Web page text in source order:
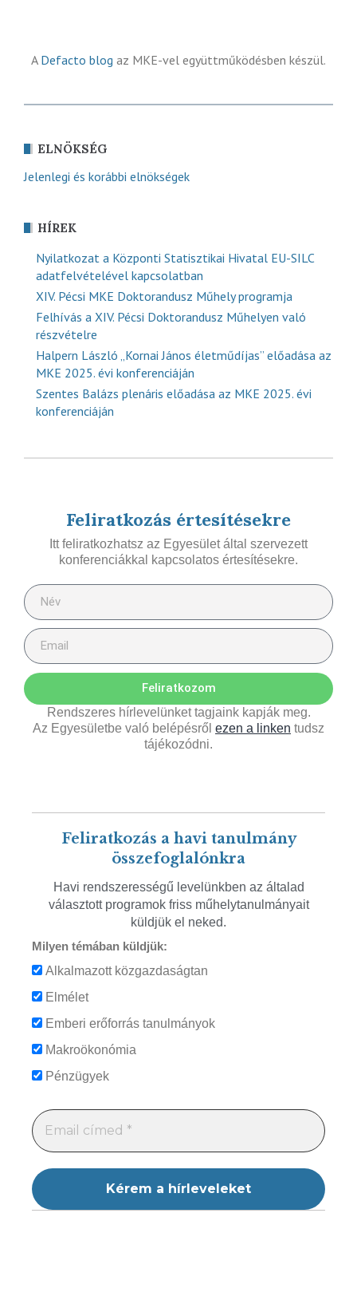
A Defacto blog az MKE-vel együttműködésben készül.
ELNÖKSÉG
Jelenlegi és korábbi elnökségek
HÍREK
Nyilatkozat a Központi Statisztikai Hivatal EU-SILC
adatfelvételével kapcsolatban
XIV. Pécsi MKE Doktorandusz Műhely programja
Felhívás a XIV. Pécsi Doktorandusz Műhelyen való
részvételre
Halpern László „Kornai János életműdíjas” előadása az
MKE 2025. évi konferenciáján
Szentes Balázs plenáris előadása az MKE 2025. évi
konferenciáján
Feliratkozás értesítésekre
Itt feliratkozhatsz az Egyesület által szervezett
konferenciákkal kapcsolatos értesítésekre.
Feliratkozom
Rendszeres hírlevelünket tagjaink kapják meg.
Az Egyesületbe való belépésről ezen a linken tudsz
tájékozódni.
Feliratkozás a havi tanulmány
összefoglalónkra
Havi rendszerességű levelünkben az általad
választott programok friss műhelytanulmányait
küldjük el neked.
Milyen témában küldjük:
Alkalmazott közgazdaságtan
Elmélet
Emberi erőforrás tanulmányok
Makroökonómia
Pénzügyek